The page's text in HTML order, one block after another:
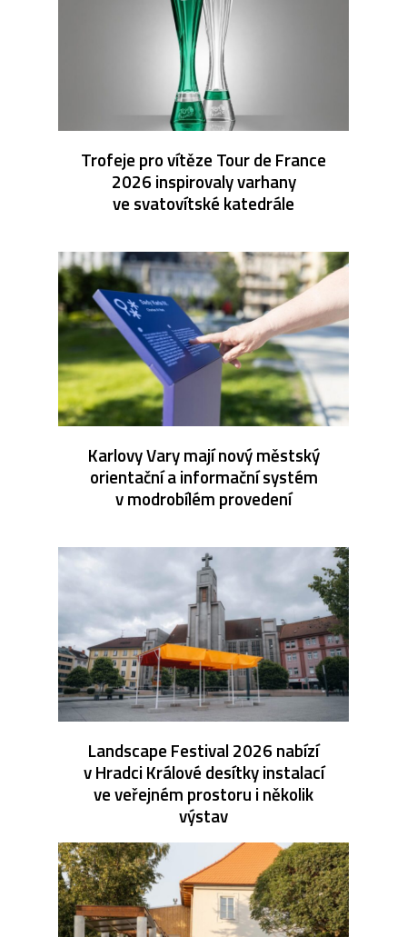
Trofeje pro vítěze Tour de France
2026 inspirovaly varhany
ve svatovítské katedrále
Karlovy Vary mají nový městský
orientační a informační systém
v modrobílém provedení
Landscape Festival 2026 nabízí
v Hradci Králové desítky instalací
ve veřejném prostoru i několik
výstav